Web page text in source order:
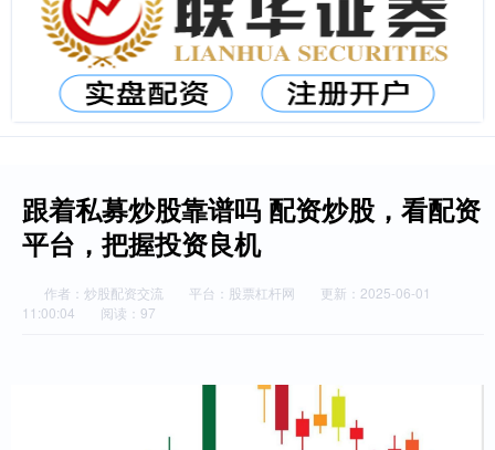
跟着私募炒股靠谱吗 配资炒股，看配资
平台，把握投资良机
作者：炒股配资交流 平台：股票杠杆网
更新：2025-06-01
11:00:04
阅读：97